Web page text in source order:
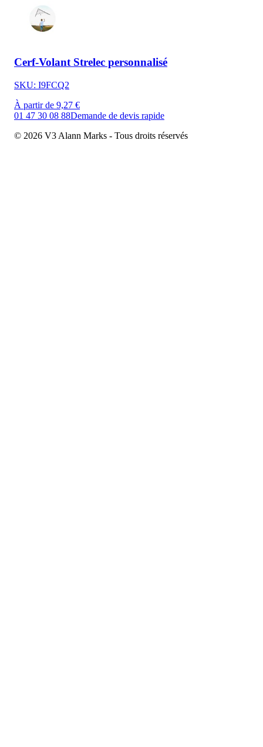
Cerf-Volant Strelec personnalisé
SKU: I9FCQ2
À partir de 9,27 €
01 47 30 08 88Demande de devis rapide
© 2026 V3 Alann Marks - Tous droits réservés